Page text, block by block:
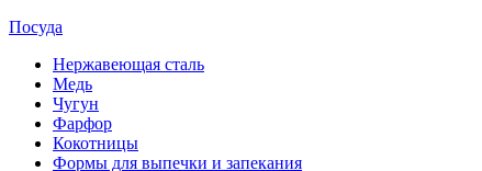
Посуда
Нержавеющая сталь
Медь
Чугун
Фарфор
Кокотницы
Формы для выпечки и запекания